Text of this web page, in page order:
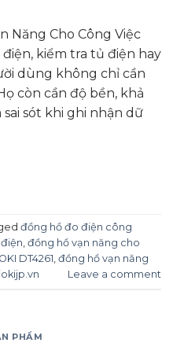
Năng Cho Công Việc
kiểm tra tủ điện hay
dùng không chỉ cần
còn cần độ bền, khả
sót khi ghi nhận dữ
đồng hồ đo điện công
, đồng hồ vạn năng cho
DT4261, đồng hồ vạn năng
Leave a comment
PHẨM